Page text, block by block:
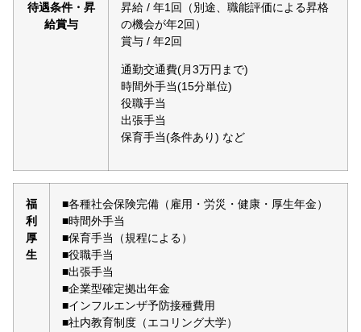
待遇条件・昇
給賞与
昇給 / 年1回（別途、職能評価による昇格
の機会が年2回）
賞与 / 年2回
通勤交通費(月3万円まで)
時間外手当(15分単位)
役職手当
出張手当
保育手当(条件あり) など
福
利
厚
生
■各種社会保険完備（雇用・労災・健康・厚生年金）
■時間外手当
■保育手当（規程による）
■役職手当
■出張手当
■企業型確定拠出年金
■インフルエンザ予防接種費用
■社内教育制度（エコリング大学）